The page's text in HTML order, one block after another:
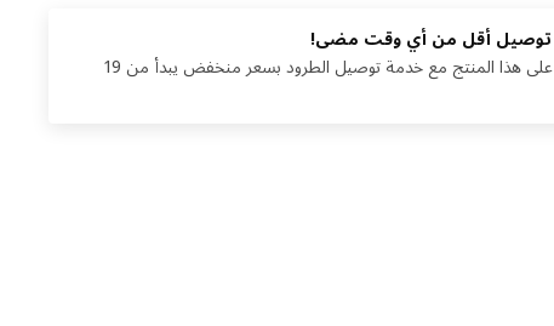
توصيل أقل من أي وقت مضى!
احصل على هذا المنتج مع خدمة توصيل الطرود بسعر منخفض يبدأ من 19